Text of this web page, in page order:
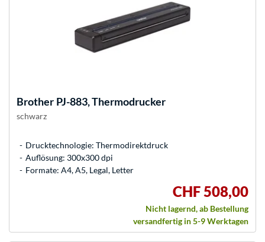
Brother PJ-883, Thermodrucker
schwarz
Drucktechnologie: Thermodirektdruck
Auflösung: 300x300 dpi
Formate: A4, A5, Legal, Letter
CHF 508,00
Nicht lagernd, ab Bestellung
versandfertig in 5-9 Werktagen